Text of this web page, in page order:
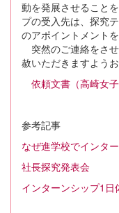
動を発展させること
プの受入先は、探究
のアポイントメント
突然のご連絡をさ
赦いただきますよう
依頼文書（高崎女
参考記事
なぜ進学校でインタ
社長探究発表会
インターンシップ1日